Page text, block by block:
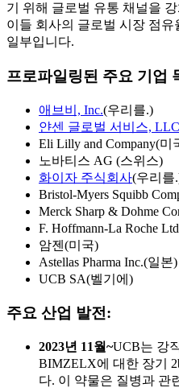
기 위해 글로벌 유통 채널을
이들 회사의 글로벌 시장 점
일부입니다.
프로파일링된 주요 기업
애브비, Inc.(우리를.)
얀센 글로벌 서비스, LLC
Eli Lilly and Company(미
노바티스 AG (스위스)
화이자 주식회사(우리를
Bristol-Myers Squibb
Merck Sharp & Dohme
F. Hoffmann-La Roche
암젠(미국)
Astellas Pharma Inc.(일본)
UCB SA(벨기에)
주요 산업 발전:
2023년 11월~UCB는 강
BIMZELX에 대한 장기
다. 이 약물은 질병과 관